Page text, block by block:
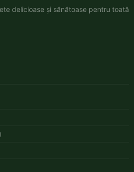
delicioase și sănătoase pentru toată